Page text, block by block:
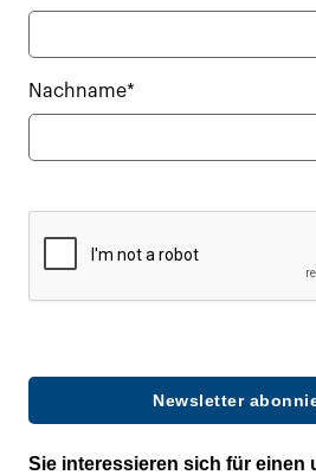
Nachname*
Newsletter
Sie interessieren sich für einen